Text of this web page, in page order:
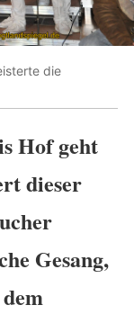
die
Hof geht
dieser
Gesang,